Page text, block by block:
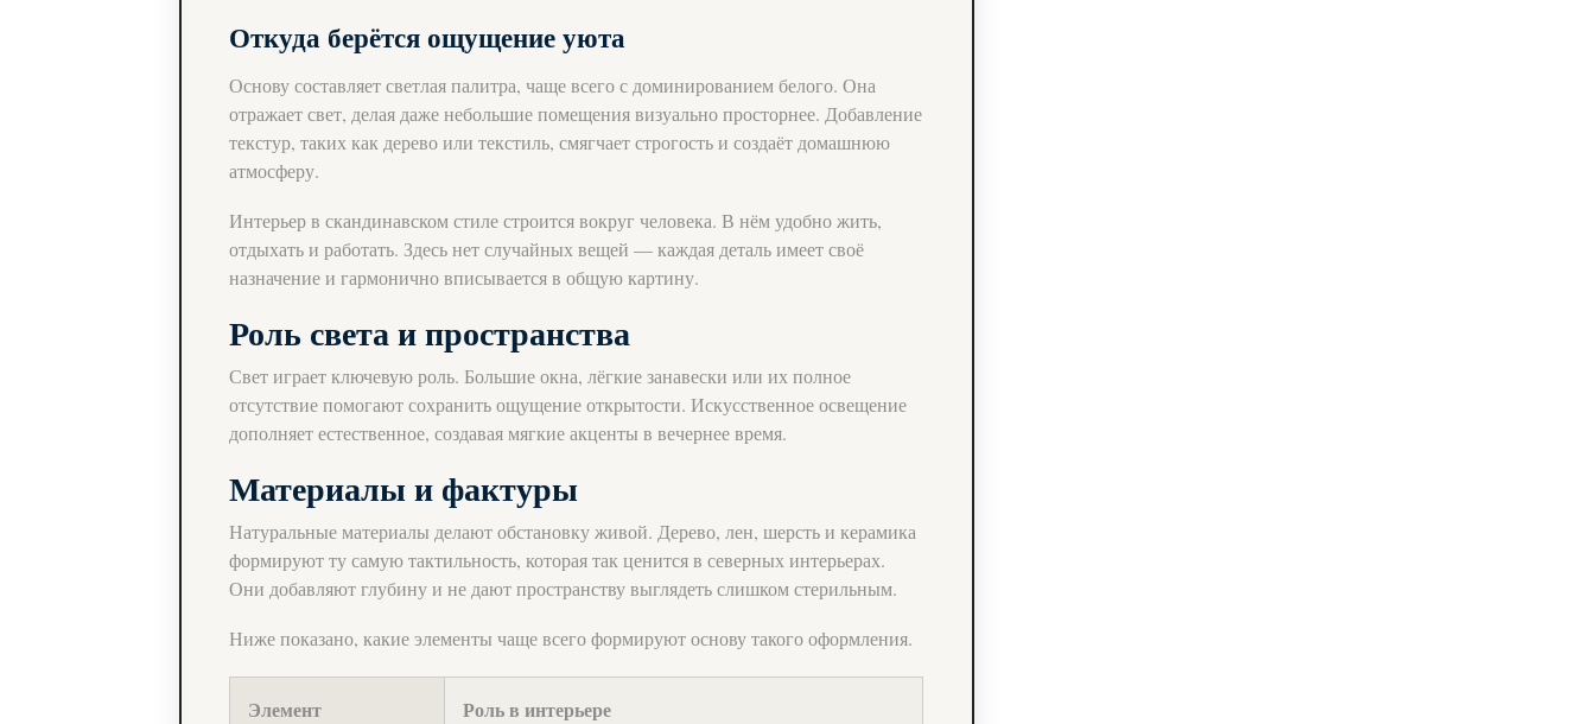
Откуда берётся ощущение уюта
Основу составляет светлая палитра, чаще всего с доминированием белого. Она
отражает свет, делая даже небольшие помещения визуально просторнее. Добавление
текстур, таких как дерево или текстиль, смягчает строгость и создаёт домашнюю
атмосферу.
Интерьер в скандинавском стиле строится вокруг человека. В нём удобно жить,
отдыхать и работать. Здесь нет случайных вещей — каждая деталь имеет своё
назначение и гармонично вписывается в общую картину.
Роль света и пространства
Свет играет ключевую роль. Большие окна, лёгкие занавески или их полное
отсутствие помогают сохранить ощущение открытости. Искусственное освещение
дополняет естественное, создавая мягкие акценты в вечернее время.
Материалы и фактуры
Натуральные материалы делают обстановку живой. Дерево, лен, шерсть и керамика
формируют ту самую тактильность, которая так ценится в северных интерьерах.
Они добавляют глубину и не дают пространству выглядеть слишком стерильным.
Ниже показано, какие элементы чаще всего формируют основу такого оформления.
Элемент Роль в интерьере